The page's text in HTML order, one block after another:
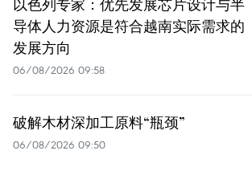
导体人力资源是符合越南实际需求的
发展方向
06/08/2026 09:58
破解木材深加工原料“瓶颈”
06/08/2026 09:50